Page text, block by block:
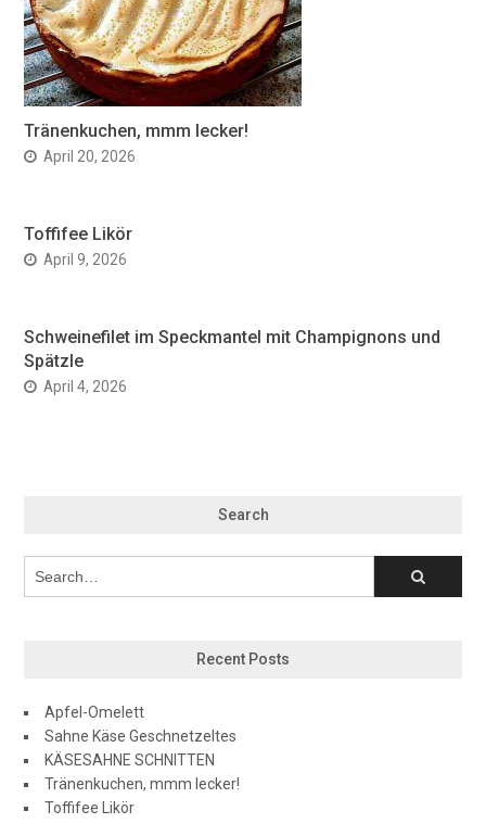
Tränenkuchen, mmm lecker!
April 20, 2026
Toffifee Likör
April 9, 2026
Schweinefilet im Speckmantel mit Champignons und
Spätzle
April 4, 2026
Search
Recent Posts
Apfel-Omelett
Sahne Käse Geschnetzeltes
KÄSESAHNE SCHNITTEN
Tränenkuchen, mmm lecker!
Toffifee Likör